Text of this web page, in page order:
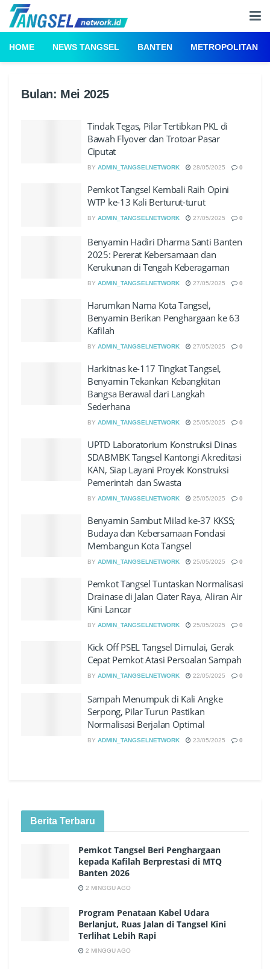
HOME NEWS TANGSEL BANTEN METROPOLITAN
Bulan: Mei 2025
Tindak Tegas, Pilar Tertibkan PKL di
Bawah Flyover dan Trotoar Pasar
Ciputat
BY ADMIN_TANGSELNETWORK 28/05/2025 0
Pemkot Tangsel Kembali Raih Opini
WTP ke-13 Kali Berturut-turut
BY ADMIN_TANGSELNETWORK 27/05/2025 0
Benyamin Hadiri Dharma Santi Banten
2025: Pererat Kebersamaan dan
Kerukunan di Tengah Keberagaman
BY ADMIN_TANGSELNETWORK 27/05/2025 0
Harumkan Nama Kota Tangsel,
Benyamin Berikan Penghargaan ke 63
Kafilah
BY ADMIN_TANGSELNETWORK 27/05/2025 0
Harkitnas ke-117 Tingkat Tangsel,
Benyamin Tekankan Kebangkitan
Bangsa Berawal dari Langkah
Sederhana
BY ADMIN_TANGSELNETWORK 25/05/2025 0
UPTD Laboratorium Konstruksi Dinas
SDABMBK Tangsel Kantongi Akreditasi
KAN, Siap Layani Proyek Konstruksi
Pemerintah dan Swasta
BY ADMIN_TANGSELNETWORK 25/05/2025 0
Benyamin Sambut Milad ke-37 KKSS;
Budaya dan Kebersamaan Fondasi
Membangun Kota Tangsel
BY ADMIN_TANGSELNETWORK 25/05/2025 0
Pemkot Tangsel Tuntaskan Normalisasi
Drainase di Jalan Ciater Raya, Aliran Air
Kini Lancar
BY ADMIN_TANGSELNETWORK 25/05/2025 0
Kick Off PSEL Tangsel Dimulai, Gerak
Cepat Pemkot Atasi Persoalan Sampah
BY ADMIN_TANGSELNETWORK 22/05/2025 0
Sampah Menumpuk di Kali Angke
Serpong, Pilar Turun Pastikan
Normalisasi Berjalan Optimal
BY ADMIN_TANGSELNETWORK 23/05/2025 0
Berita Terbaru
Pemkot Tangsel Beri Penghargaan
kepada Kafilah Berprestasi di MTQ
Banten 2026
2 MINGGU AGO
Program Penataan Kabel Udara
Berlanjut, Ruas Jalan di Tangsel Kini
Terlihat Lebih Rapi
2 MINGGU AGO